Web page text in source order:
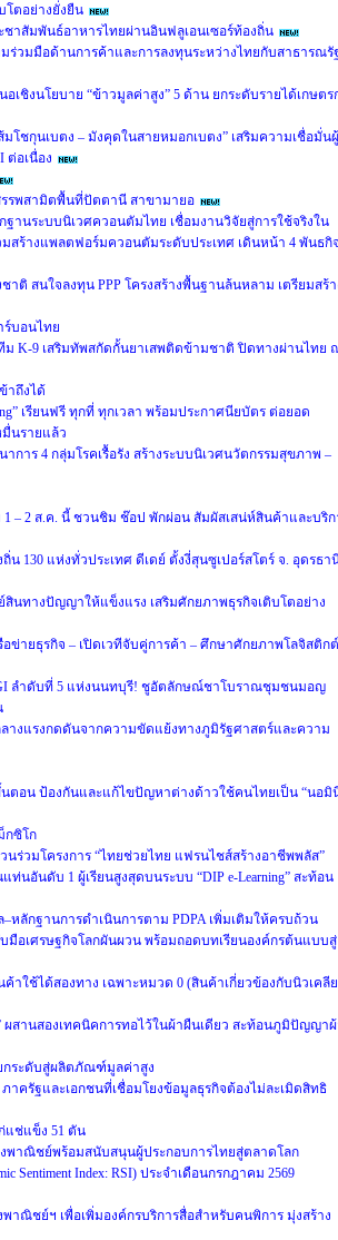
โตอย่างยั่งยืน
ชาสัมพันธ์อาหารไทยผ่านอินฟลูเอนเซอร์ท้องถิ่น
ร่วมมือด้านการค้าและการลงทุนระหว่างไทยกับสาธารณรั
ชิงนโยบาย “ข้าวมูลค่าสูง” 5 ด้าน ยกระดับรายได้เกษตร
ชกุนเบตง – มังคุดในสายหมอกเบตง” เสริมความเชื่อมั่นผู้
ต่อเนื่อง
รรพสามิตพื้นที่ปัตตานี สาขามายอ
กฐานระบบนิเวศควอนตัมไทย เชื่อมงานวิจัยสู่การใช้จริงใน
มสร้างแพลตฟอร์มควอนตัมระดับประเทศ เดินหน้า 4 พันธกิจ
ชาติ สนใจลงทุน PPP โครงสร้างพื้นฐานล้นหลาม เตรียมสร้า
บอนไทย
ทีม K-9 เสริมทัพสกัดกั้นยาเสพติดข้ามชาติ ปิดทางผ่านไทย
าถึงได้
เรียนฟรี ทุกที่ ทุกเวลา พร้อมประกาศนียบัตร ต่อยอด
นรายแล้ว
าร 4 กลุ่มโรคเรื้อรัง สร้างระบบนิเวศนวัตกรรมสุขภาพ –
1 – 2 ส.ค. นี้ ชวนชิม ช๊อป พักผ่อน สัมผัสเสน่ห์สินค้าและบริก
น 130 แห่งทั่วประเทศ ดีเดย์ ตั้งงี่สุนซูเปอร์สโตร์ จ. อุดรธา
นทางปัญญาให้แข็งแรง เสริมศักยภาพธุรกิจเติบโตอย่าง
ข่ายธุรกิจ – เปิดเวทีจับคู่การค้า – ศึกษาศักยภาพโลจิสติกต์
ลำดับที่ 5 แห่งนนทบุรี! ชูอัตลักษณ์ชาโบราณชุมชนมอญ
ลางแรงกดดันจากความขัดแย้งทางภูมิรัฐศาสตร์และความ
ตอน ป้องกันและแก้ไขปัญหาต่างด้าวใช้คนไทยเป็น “นอมิ
กซิโก
ร่วมโครงการ “ไทยช่วยไทย แฟรนไชส์สร้างอาชีพพลัส”
อันดับ 1 ผู้เรียนสูงสุดบนระบบ “DIP e-Learning” สะท้อน
หลักฐานการดำเนินการตาม PDPA เพิ่มเติมให้ครบถ้วน
บมือเศรษฐกิจโลกผันผวน พร้อมถอดบทเรียนองค์กรต้นแบบสู่
ใช้ได้สองทาง เฉพาะหมวด 0 (สินค้าเกี่ยวข้องกับนิวเคลี
านสองเทคนิคการทอไว้ในผ้าผืนเดียว สะท้อนภูมิปัญญาผ้
กระดับสู่ผลิตภัณฑ์มูลค่าสูง
ครัฐและเอกชนที่เชื่อมโยงข้อมูลธุรกิจต้องไม่ละเมิดสิทธิ
แช่แข็ง 51 ตัน
พาณิชย์พร้อมสนับสนุนผู้ประกอบการไทยสู่ตลาดโลก
Sentiment Index: RSI) ประจำเดือนกรกฎาคม 2569
ณิชย์ฯ เพื่อเพิ่มองค์กรบริการสื่อสำหรับคนพิการ มุ่งสร้าง